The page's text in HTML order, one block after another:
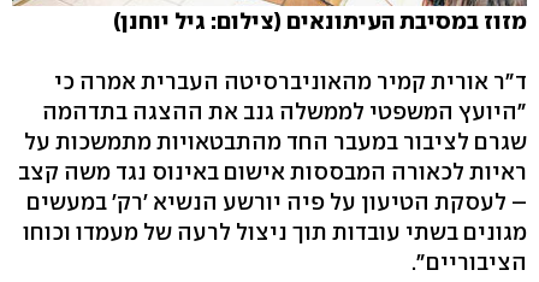
מזוז במסיבת העיתונאים (צילום: גיל יוחנן)
ד"ר אורית קמיר מהאוניברסיטה העברית אמרה כי
"היועץ המשפטי לממשלה גנב את ההצגה בתדהמה
שגרם לציבור במעבר החד מהתבטאויות מתמשכות על
ראיות לכאורה המבססות אישום באינוס נגד משה קצב
– לעסקת הטיעון על פיה יורשע הנשיא 'רק' במעשים
מגונים בשתי עובדות תוך ניצול לרעה של מעמדו וכוחו
הציבוריים".